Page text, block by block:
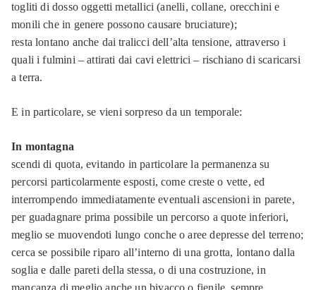
togliti di dosso oggetti metallici (anelli, collane, orecchini e
monili che in genere possono causare bruciature);
resta lontano anche dai tralicci dell’alta tensione, attraverso i
quali i fulmini – attirati dai cavi elettrici – rischiano di scaricarsi
a terra.
E in particolare, se vieni sorpreso da un temporale:
In montagna
scendi di quota, evitando in particolare la permanenza su
percorsi particolarmente esposti, come creste o vette, ed
interrompendo immediatamente eventuali ascensioni in parete,
per guadagnare prima possibile un percorso a quote inferiori,
meglio se muovendoti lungo conche o aree depresse del terreno;
cerca se possibile riparo all’interno di una grotta, lontano dalla
soglia e dalle pareti della stessa, o di una costruzione, in
mancanza di meglio anche un bivacco o fienile, sempre